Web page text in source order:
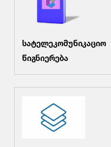
სატელეკომუნიკაციო
წიგნიერება